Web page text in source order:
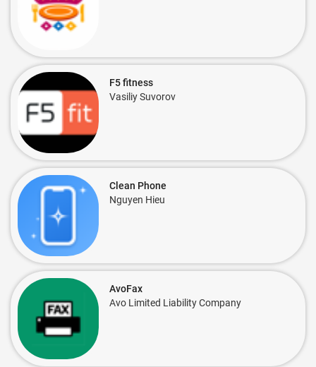
F5 fitness
Vasiliy Suvorov
Clean Phone
Nguyen Hieu
AvoFax
Avo Limited Liability Company